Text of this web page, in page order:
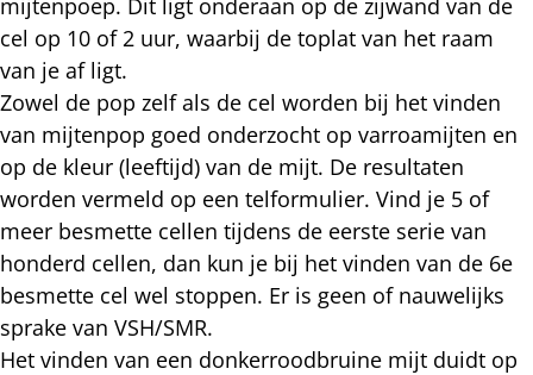
cel op 10 of 2 uur, waarbij de toplat van het raam
van je af ligt.
Zowel de pop zelf als de cel worden bij het vinden
van mijtenpop goed onderzocht op varroamijten en
op de kleur (leeftijd) van de mijt. De resultaten
worden vermeld op een telformulier. Vind je 5 of
meer besmette cellen tijdens de eerste serie van
honderd cellen, dan kun je bij het vinden van de 6e
besmette cel wel stoppen. Er is geen of nauwelijks
sprake van VSH/SMR.
Het vinden van een donkerroodbruine mijt duidt op